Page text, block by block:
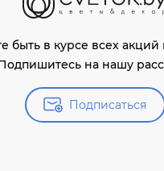
быть в курсе всех акций
на нашу
Подписаться